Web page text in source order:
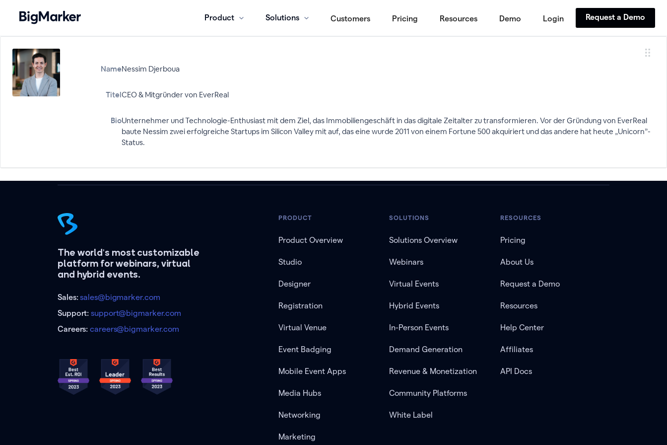
Product Solutions Customers Pricing Resources Demo Login Request a Demo
NameNessim Djerboua
TitelCEO & Mitgründer von EverReal
BioUnternehmer und Technologie-Enthusiast mit dem Ziel, das Immobiliengeschäft in das digitale Zeitalter zu transformieren. Vor der Gründung von EverReal
baute Nessim zwei erfolgreiche Startups im Silicon Valley mit auf, das eine wurde 2011 von einem Fortune 500 akquiriert und das andere hat heute „Unicorn”-
Status.
The world's most customizable
platform for webinars, virtual
and hybrid events.
Sales:sales@bigmarker.com
Support:support@bigmarker.com
Careers:careers@bigmarker.com
PRODUCT
Product Overview
Studio
Designer
Registration
Virtual Venue
Event Badging
Mobile Event Apps
Media Hubs
Networking
Marketing
SOLUTIONS
Solutions Overview
Webinars
Virtual Events
Hybrid Events
In-Person Events
Demand Generation
Revenue & Monetization
Community Platforms
White Label
RESOURCES
Pricing
About Us
Request a Demo
Resources
Help Center
Affiliates
API Docs